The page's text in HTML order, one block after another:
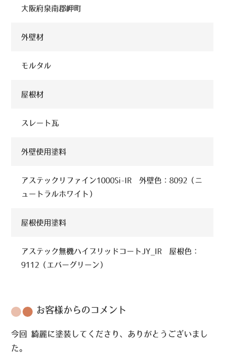
大阪府泉南郡岬町
外壁材
モルタル
屋根材
スレート瓦
外壁使用塗料
アステックリファイン1000Si-IR 外壁色：8092（ニ
ュートラルホワイト）
屋根使用塗料
アステック無機ハイブリッドコートJY_IR 屋根色：
9112（エバーグリーン）
お客様からのコメント
今回 綺麗に塗装してくださり、ありがとうございまし
た。